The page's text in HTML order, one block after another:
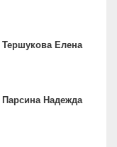
Тершукова Елена
Парсина Надежда